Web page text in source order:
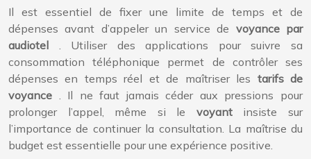
Il est essentiel de fixer une limite de temps et de
dépenses avant d’appeler un service de voyance par
audiotel . Utiliser des applications pour suivre sa
consommation téléphonique permet de contrôler ses
dépenses en temps réel et de maîtriser les tarifs de
voyance . Il ne faut jamais céder aux pressions pour
prolonger l’appel, même si le voyant insiste sur
l’importance de continuer la consultation. La maîtrise du
budget est essentielle pour une expérience positive.